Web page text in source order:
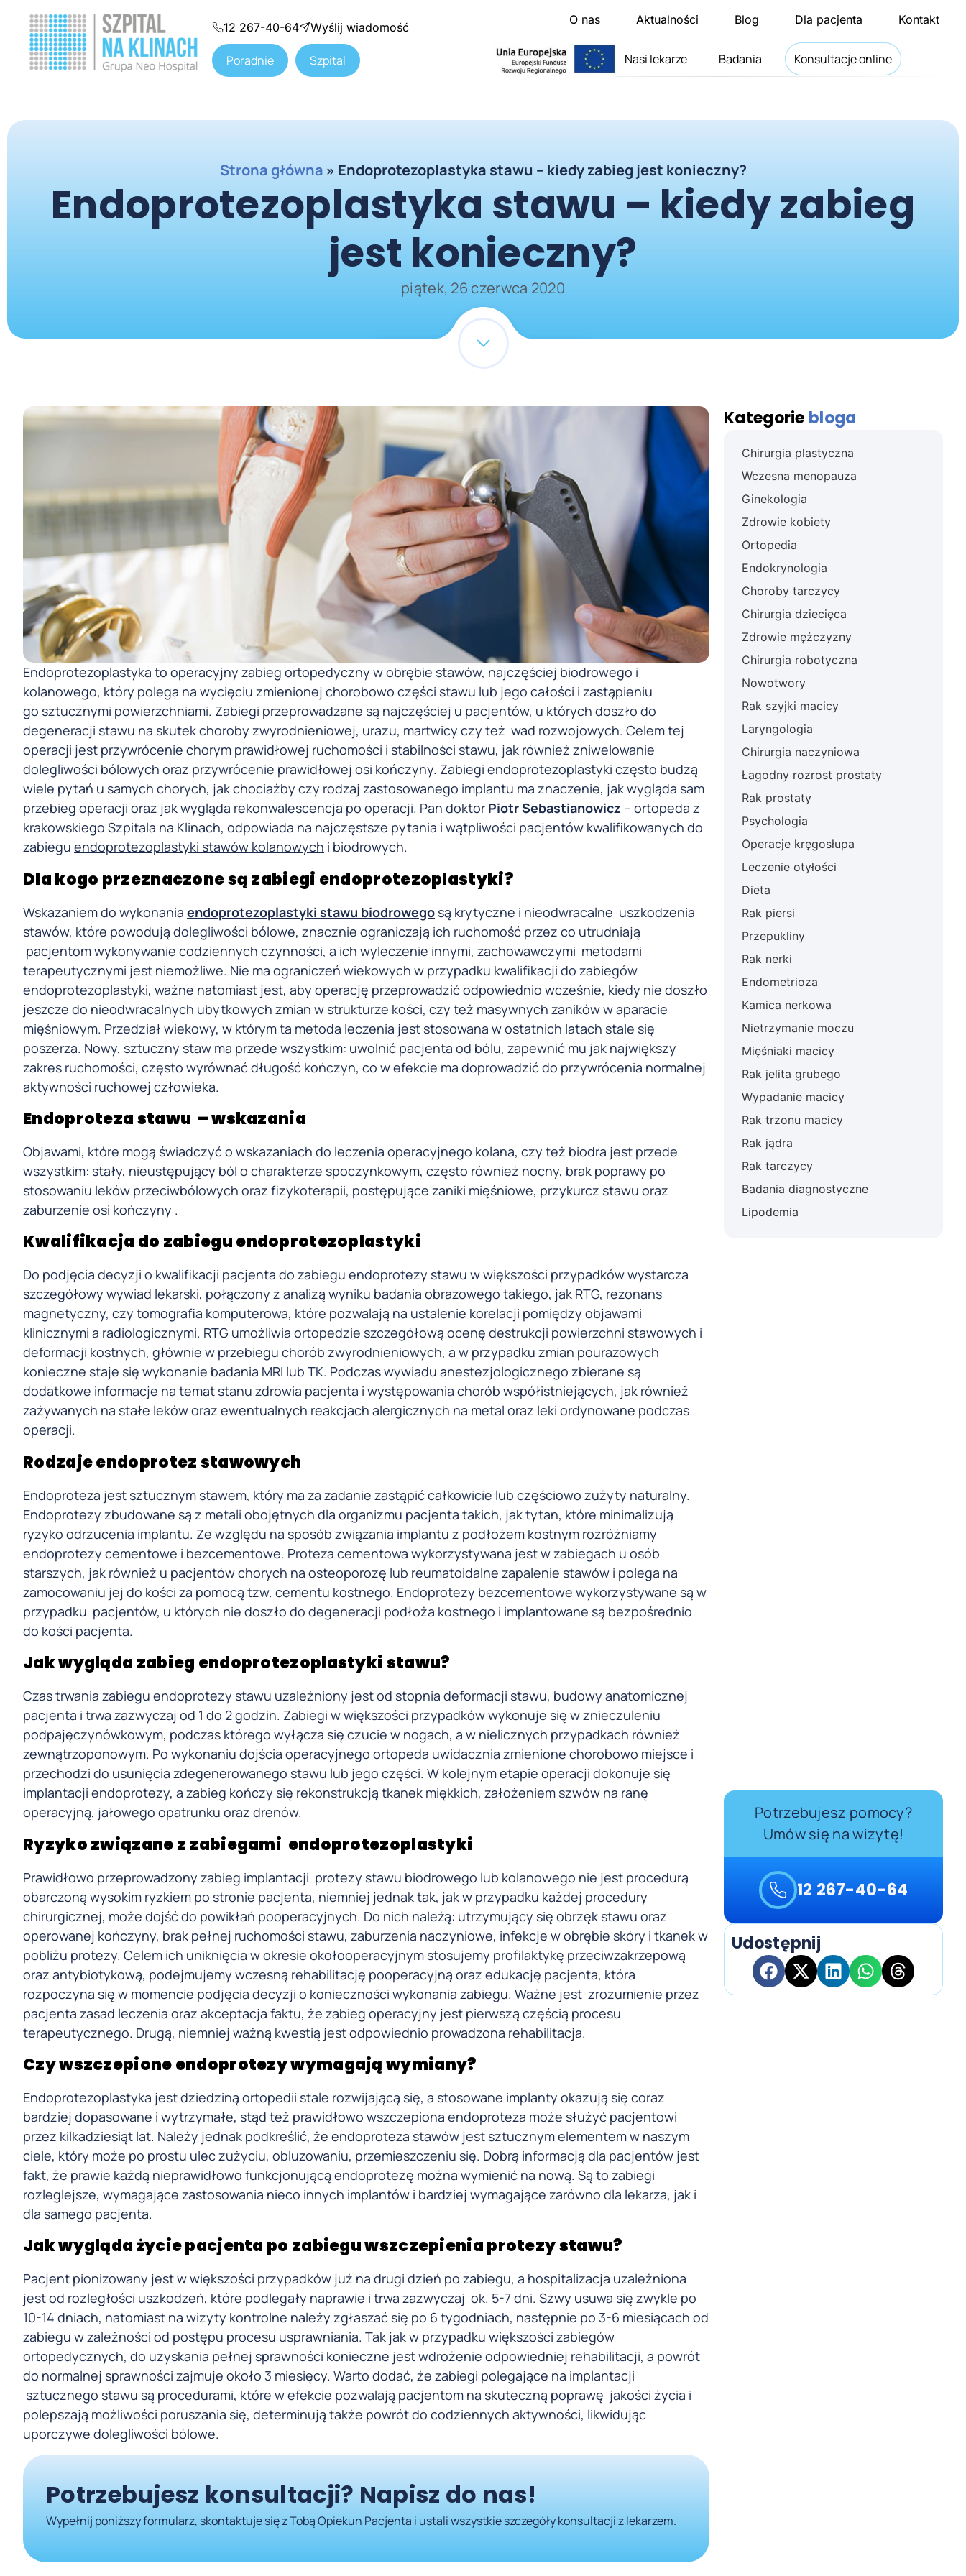
12 267-40-64 Wyślij wiadomość
Poradnie Szpital
O nas Aktualności Blog Dla pacjenta Kontakt
Nasi lekarze Badania Konsultacje online
Strona główna » Endoprotezoplastyka stawu – kiedy zabieg jest konieczny?
Endoprotezoplastyka stawu – kiedy zabieg
jest konieczny?
piątek, 26 czerwca 2020
Endoprotezoplastyka to operacyjny zabieg ortopedyczny w obrębie stawów, najczęściej biodrowego i
kolanowego, który polega na wycięciu zmienionej chorobowo części stawu lub jego całości i zastąpieniu
go sztucznymi powierzchniami. Zabiegi przeprowadzane są najczęściej u pacjentów, u których doszło do
degeneracji stawu na skutek choroby zwyrodnieniowej, urazu, martwicy czy też wad rozwojowych. Celem tej
operacji jest przywrócenie chorym prawidłowej ruchomości i stabilności stawu, jak również zniwelowanie
dolegliwości bólowych oraz przywrócenie prawidłowej osi kończyny. Zabiegi endoprotezoplastyki często budzą
wiele pytań u samych chorych, jak chociażby czy rodzaj zastosowanego implantu ma znaczenie, jak wygląda sam
przebieg operacji oraz jak wygląda rekonwalescencja po operacji. Pan doktor Piotr Sebastianowicz – ortopeda z
krakowskiego Szpitala na Klinach, odpowiada na najczęstsze pytania i wątpliwości pacjentów kwalifikowanych do
zabiegu endoprotezoplastyki stawów kolanowych i biodrowych.
Dla kogo przeznaczone są zabiegi endoprotezoplastyki?
Wskazaniem do wykonania endoprotezoplastyki stawu biodrowego są krytyczne i nieodwracalne uszkodzenia
stawów, które powodują dolegliwości bólowe, znacznie ograniczają ich ruchomość przez co utrudniają
pacjentom wykonywanie codziennych czynności, a ich wyleczenie innymi, zachowawczymi metodami
terapeutycznymi jest niemożliwe. Nie ma ograniczeń wiekowych w przypadku kwalifikacji do zabiegów
endoprotezoplastyki, ważne natomiast jest, aby operację przeprowadzić odpowiednio wcześnie, kiedy nie doszło
jeszcze do nieodwracalnych ubytkowych zmian w strukturze kości, czy też masywnych zaników w aparacie
mięśniowym. Przedział wiekowy, w którym ta metoda leczenia jest stosowana w ostatnich latach stale się
poszerza. Nowy, sztuczny staw ma przede wszystkim: uwolnić pacjenta od bólu, zapewnić mu jak największy
zakres ruchomości, często wyrównać długość kończyn, co w efekcie ma doprowadzić do przywrócenia normalnej
aktywności ruchowej człowieka.
Endoproteza stawu – wskazania
Objawami, które mogą świadczyć o wskazaniach do leczenia operacyjnego kolana, czy też biodra jest przede
wszystkim: stały, nieustępujący ból o charakterze spoczynkowym, często również nocny, brak poprawy po
stosowaniu leków przeciwbólowych oraz fizykoterapii, postępujące zaniki mięśniowe, przykurcz stawu oraz
zaburzenie osi kończyny .
Kwalifikacja do zabiegu endoprotezoplastyki
Do podjęcia decyzji o kwalifikacji pacjenta do zabiegu endoprotezy stawu w większości przypadków wystarcza
szczegółowy wywiad lekarski, połączony z analizą wyniku badania obrazowego takiego, jak RTG, rezonans
magnetyczny, czy tomografia komputerowa, które pozwalają na ustalenie korelacji pomiędzy objawami
klinicznymi a radiologicznymi. RTG umożliwia ortopedzie szczegółową ocenę destrukcji powierzchni stawowych i
deformacji kostnych, głównie w przebiegu chorób zwyrodnieniowych, a w przypadku zmian pourazowych
konieczne staje się wykonanie badania MRI lub TK. Podczas wywiadu anestezjologicznego zbierane są
dodatkowe informacje na temat stanu zdrowia pacjenta i występowania chorób współistniejących, jak również
zażywanych na stałe leków oraz ewentualnych reakcjach alergicznych na metal oraz leki ordynowane podczas
operacji.
Rodzaje endoprotez stawowych
Endoproteza jest sztucznym stawem, który ma za zadanie zastąpić całkowicie lub częściowo zużyty naturalny.
Endoprotezy zbudowane są z metali obojętnych dla organizmu pacjenta takich, jak tytan, które minimalizują
ryzyko odrzucenia implantu. Ze względu na sposób związania implantu z podłożem kostnym rozróżniamy
endoprotezy cementowe i bezcementowe. Proteza cementowa wykorzystywana jest w zabiegach u osób
starszych, jak również u pacjentów chorych na osteoporozę lub reumatoidalne zapalenie stawów i polega na
zamocowaniu jej do kości za pomocą tzw. cementu kostnego. Endoprotezy bezcementowe wykorzystywane są w
przypadku pacjentów, u których nie doszło do degeneracji podłoża kostnego i implantowane są bezpośrednio
do kości pacjenta.
Jak wygląda zabieg endoprotezoplastyki stawu?
Czas trwania zabiegu endoprotezy stawu uzależniony jest od stopnia deformacji stawu, budowy anatomicznej
pacjenta i trwa zazwyczaj od 1 do 2 godzin. Zabiegi w większości przypadków wykonuje się w znieczuleniu
podpajęczynówkowym, podczas którego wyłącza się czucie w nogach, a w nielicznych przypadkach również
zewnątrzoponowym. Po wykonaniu dojścia operacyjnego ortopeda uwidacznia zmienione chorobowo miejsce i
przechodzi do usunięcia zdegenerowanego stawu lub jego części. W kolejnym etapie operacji dokonuje się
implantacji endoprotezy, a zabieg kończy się rekonstrukcją tkanek miękkich, założeniem szwów na ranę
operacyjną, jałowego opatrunku oraz drenów.
Ryzyko związane z zabiegami endoprotezoplastyki
Prawidłowo przeprowadzony zabieg implantacji protezy stawu biodrowego lub kolanowego nie jest procedurą
obarczoną wysokim ryzkiem po stronie pacjenta, niemniej jednak tak, jak w przypadku każdej procedury
chirurgicznej, może dojść do powikłań pooperacyjnych. Do nich należą: utrzymujący się obrzęk stawu oraz
operowanej kończyny, brak pełnej ruchomości stawu, zaburzenia naczyniowe, infekcje w obrębie skóry i tkanek w
pobliżu protezy. Celem ich uniknięcia w okresie okołooperacyjnym stosujemy profilaktykę przeciwzakrzepową
oraz antybiotykową, podejmujemy wczesną rehabilitację pooperacyjną oraz edukację pacjenta, która
rozpoczyna się w momencie podjęcia decyzji o konieczności wykonania zabiegu. Ważne jest zrozumienie przez
pacjenta zasad leczenia oraz akceptacja faktu, że zabieg operacyjny jest pierwszą częścią procesu
terapeutycznego. Drugą, niemniej ważną kwestią jest odpowiednio prowadzona rehabilitacja.
Czy wszczepione endoprotezy wymagają wymiany?
Endoprotezoplastyka jest dziedziną ortopedii stale rozwijającą się, a stosowane implanty okazują się coraz
bardziej dopasowane i wytrzymałe, stąd też prawidłowo wszczepiona endoproteza może służyć pacjentowi
przez kilkadziesiąt lat. Należy jednak podkreślić, że endoproteza stawów jest sztucznym elementem w naszym
ciele, który może po prostu ulec zużyciu, obluzowaniu, przemieszczeniu się. Dobrą informacją dla pacjentów jest
fakt, że prawie każdą nieprawidłowo funkcjonującą endoprotezę można wymienić na nową. Są to zabiegi
rozleglejsze, wymagające zastosowania nieco innych implantów i bardziej wymagające zarówno dla lekarza, jak i
dla samego pacjenta.
Jak wygląda życie pacjenta po zabiegu wszczepienia protezy stawu?
Pacjent pionizowany jest w większości przypadków już na drugi dzień po zabiegu, a hospitalizacja uzależniona
jest od rozległości uszkodzeń, które podlegały naprawie i trwa zazwyczaj ok. 5-7 dni. Szwy usuwa się zwykle po
10-14 dniach, natomiast na wizyty kontrolne należy zgłaszać się po 6 tygodniach, następnie po 3-6 miesiącach od
zabiegu w zależności od postępu procesu usprawniania. Tak jak w przypadku większości zabiegów
ortopedycznych, do uzyskania pełnej sprawności konieczne jest wdrożenie odpowiedniej rehabilitacji, a powrót
do normalnej sprawności zajmuje około 3 miesięcy. Warto dodać, że zabiegi polegające na implantacji
sztucznego stawu są procedurami, które w efekcie pozwalają pacjentom na skuteczną poprawę jakości życia i
polepszają możliwości poruszania się, determinują także powrót do codziennych aktywności, likwidując
uporczywe dolegliwości bólowe.
Potrzebujesz konsultacji? Napisz do nas!
Wypełnij poniższy formularz, skontaktuje się z Tobą Opiekun Pacjenta i ustali wszystkie szczegóły konsultacji z lekarzem.
Kategorie bloga
Chirurgia plastyczna
Wczesna menopauza
Ginekologia
Zdrowie kobiety
Ortopedia
Endokrynologia
Choroby tarczycy
Chirurgia dziecięca
Zdrowie mężczyzny
Chirurgia robotyczna
Nowotwory
Rak szyjki macicy
Laryngologia
Chirurgia naczyniowa
Łagodny rozrost prostaty
Rak prostaty
Psychologia
Operacje kręgosłupa
Leczenie otyłości
Dieta
Rak piersi
Przepukliny
Rak nerki
Endometrioza
Kamica nerkowa
Nietrzymanie moczu
Mięśniaki macicy
Rak jelita grubego
Wypadanie macicy
Rak trzonu macicy
Rak jądra
Rak tarczycy
Badania diagnostyczne
Lipodemia
Potrzebujesz pomocy?
Umów się na wizytę!
12 267-40-64
Udostępnij